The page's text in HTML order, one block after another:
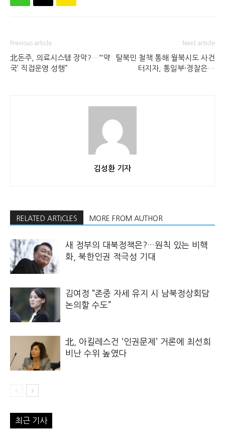
Previous article
北돈주, 의료시스템 장악?…“‘약
국’ 직접운영 성행”
Next article
탈북민 철책 통해 월북시도 사건
터지자, 통일부·경찰은…
김성환 기자
RELATED ARTICLES MORE FROM AUTHOR
새 정부의 대북정책은?…원칙 있는 비핵
화, 북한인권 적극성 기대
김여정 “존중 자세 유지 시 남북정상회담
논의할 수도”
北, 아킬레스건 ‘인권문제’ 거론에 최선희
비난 수위 높였다
최근 기사